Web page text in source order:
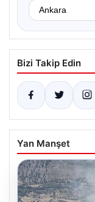
Bizi Takip Edin
Yan Manşet